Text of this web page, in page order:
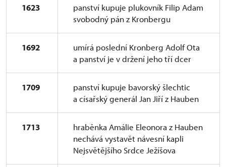
1623
panství kupuje plukovník Filip Adam
svobodný pán z Kronbergu
1692
umírá poslední Kronberg Adolf Ota
a panství je v držení jeho tří dcer
1709
panství kupuje bavorský šlechtic
a císařský generál Jan Jiří z Hauben
1713
hraběnka Amálie Eleonora z Hauben
nechává vystavět návesní kapli
Nejsvětějšího Srdce Ježíšova